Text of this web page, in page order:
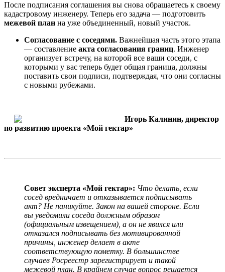
После подписания соглашения вы снова обращаетесь к своему
кадастровому инженеру. Теперь его задача — подготовить
межевой план на уже объединенный, новый участок.
Согласование с соседями. Важнейшая часть этого этапа
— составление акта согласования границ. Инженер
организует встречу, на которой все ваши соседи, с
которыми у вас теперь будет общая граница, должны
поставить свои подписи, подтверждая, что они согласны
с новыми рубежами.
Игорь Калинин, директор
по развитию проекта «Мой гектар»
Совет эксперта «Мой гектар»: Что делать, если
сосед вредничает и отказывается подписывать
акт? Не паникуйте. Закон на вашей стороне. Если
вы уведомили соседа должным образом
(официальным извещением), а он не явился или
отказался подписывать без мотивированной
причины, инженер делает в акте
соответствующую пометку. В большинстве
случаев Росреестр зарегистрирует и такой
межевой план. В крайнем случае вопрос решается